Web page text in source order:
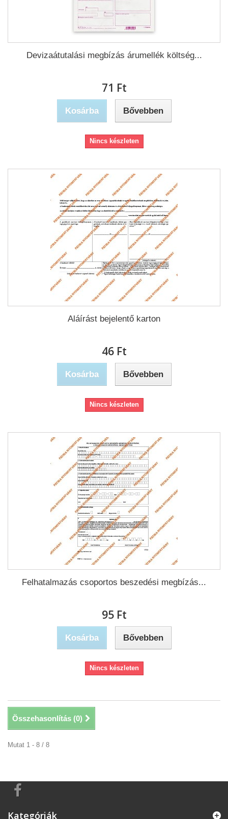
Devizaátutalási megbízás árumellék költség...
71 Ft‎
Kosárba Bővebben
Nincs készleten
Aláírást bejelentő karton
46 Ft‎
Kosárba Bővebben
Nincs készleten
Felhatalmazás csoportos beszedési megbízás...
95 Ft‎
Kosárba Bővebben
Nincs készleten
Összehasonlítás (0)
Mutat 1 - 8 / 8
Kategóriák